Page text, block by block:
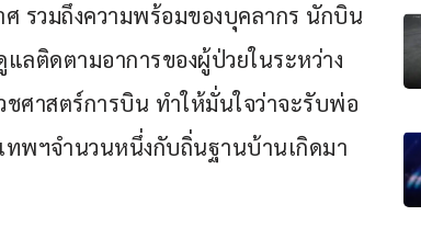
รวมถึงความพร้อมของบุคลากร นักบิน
ลติดตามอาการของผู้ป่วยในระหว่าง
ศาสตร์การบิน ทำให้มั่นใจว่าจะรับพ่อ
ทพฯจำนวนหนึ่งกับถิ่นฐานบ้านเกิดมา